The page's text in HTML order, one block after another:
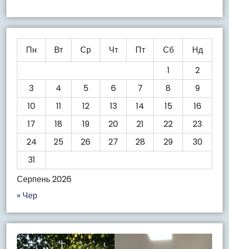
Серпень 2026
Пн Вт Ср Чт Пт Сб
Нд
1
2
3
4 5 6 7 8
9
10
11 12 13 14 15
16
17
18 19 20 21 22
23
24
25 26 27 28 29
30
31
« Чер